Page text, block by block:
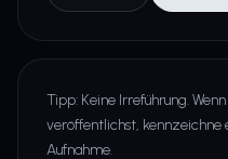
Tipp: Keine Irreführung.
veröffentlichst, kennzeichne
Aufnahme.